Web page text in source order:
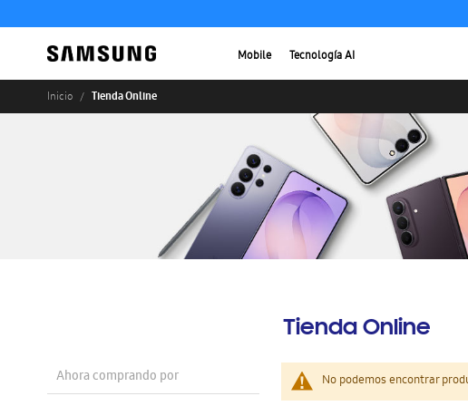
Mobile Tecnología AI
Inicio Tienda Online
Tienda Online
No podemos encontrar
Ahora comprando por